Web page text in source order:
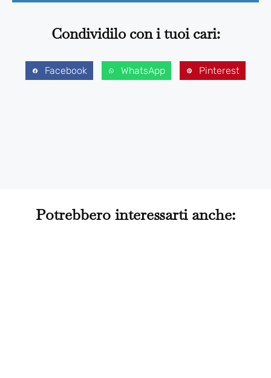
Condividilo con i tuoi cari:
Facebook WhatsApp Pinterest
Potrebbero interessarti anche: